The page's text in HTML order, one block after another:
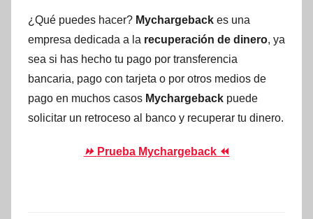
¿Qué puedes hacer? Mychargeback es una
empresa dedicada a la recuperación de dinero, ya
sea si has hecho tu pago por transferencia
bancaria, pago con tarjeta o por otros medios de
pago en muchos casos Mychargeback puede
solicitar un retroceso al banco y recuperar tu dinero.
⏩ Prueba Mychargeback ⏪